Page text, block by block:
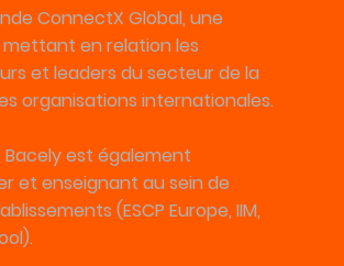
ConnectX Global, une
en relation les
et leaders du secteur de la
organisations internationales.
Bacely est également
et enseignant au sein de
(ESCP Europe, IIM,